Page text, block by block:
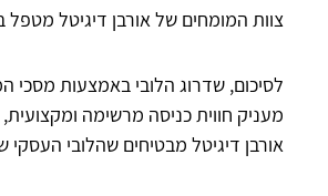
צוות המומחים של אורבן דיגיטל
לסיכום, שדרוג הלובי באמצעות מסכי
מעניק חווית כניסה מרשימה
אורבן דיגיטל מבטיחים שהלובי